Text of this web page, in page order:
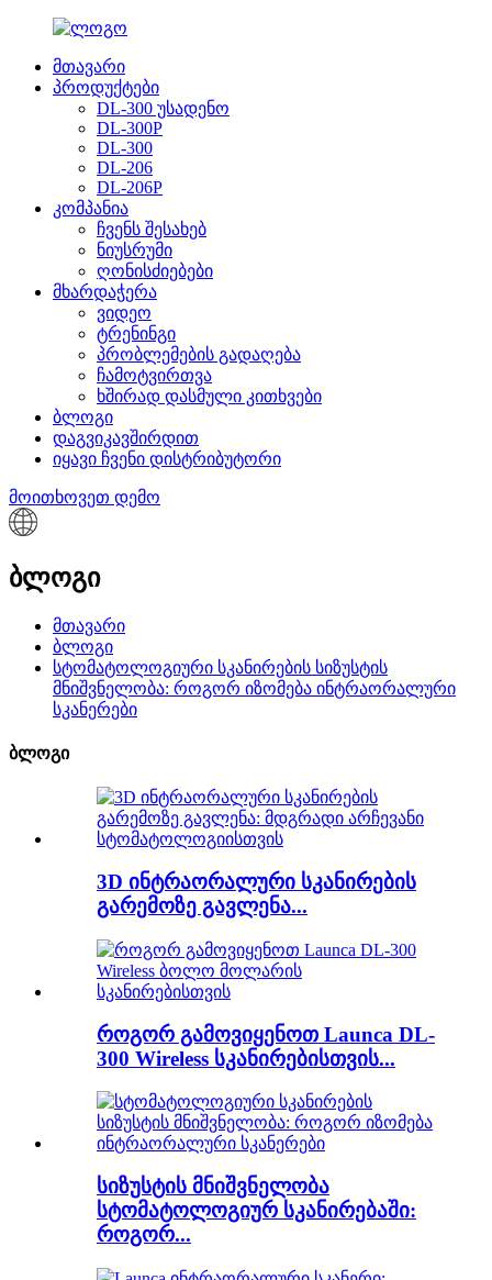
მთავარი
პროდუქტები
DL-300 უსადენო
DL-300P
DL-300
DL-206
DL-206P
კომპანია
ჩვენს შესახებ
ნიუსრუმი
ღონისძიებები
მხარდაჭერა
ვიდეო
ტრენინგი
პრობლემების გადაღება
ჩამოტვირთვა
ხშირად დასმული კითხვები
ბლოგი
დაგვიკავშირდით
იყავი ჩვენი დისტრიბუტორი
მოითხოვეთ დემო
ბლოგი
მთავარი
ბლოგი
სტომატოლოგიური სკანირების სიზუსტის
მნიშვნელობა: როგორ იზომება ინტრაორალური
სკანერები
ბლოგი
3D ინტრაორალური სკანირების
გარემოზე გავლენა...
როგორ გამოვიყენოთ Launca DL-
300 Wireless სკანირებისთვის...
სიზუსტის მნიშვნელობა
სტომატოლოგიურ სკანირებაში:
როგორ...